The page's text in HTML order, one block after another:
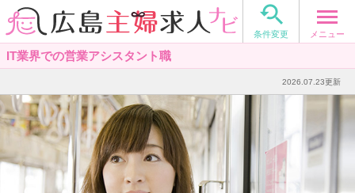

条件変更 メニュー
IT業界での営業アシスタント職
2026.07.23更新